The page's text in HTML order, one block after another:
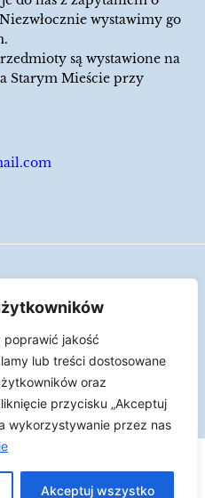
jakość
lub treści dostosowane
oraz
przycisku „Akceptuj
wykorzystywanie przez nas
Akceptuj wszystko
wystawimy go
są wystawione na
Starym Mieście przy
Cookies
| Człowiek jest
przedmiotów.
♥︎ by Skydoo